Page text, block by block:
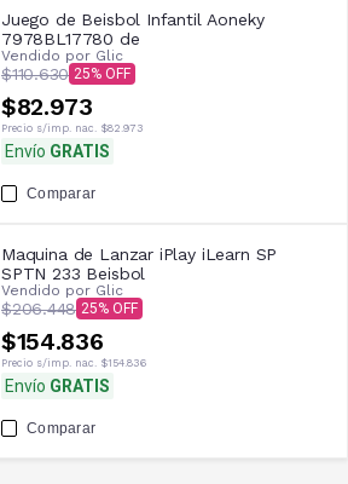
Juego de Beisbol Infantil Aoneky
7978BL17780 de
Vendido por Glic
$110.630 25
$82.973
Precio s/imp. nac. $82.973
Envío GRATIS
Comparar
Maquina de Lanzar iPlay iLearn SP
SPTN 233 Beisbol
Vendido por Glic
$206.448 25
$154.836
Precio s/imp. nac. $154.836
Envío GRATIS
Comparar